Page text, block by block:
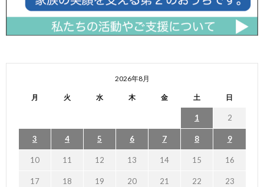
2026年8月
月 火 水 木 金 土 日
1 2
3 4 5 6 7 8 9
10 11 12 13 14 15 16
17 18 19 20 21 22 23